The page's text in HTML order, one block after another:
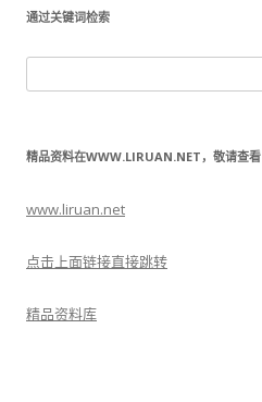
通过关键词检索
索：
精品资料在WWW.LIRUAN.NET，敬请查看
www.liruan.net
点击上面链接直接跳转
精品资料库